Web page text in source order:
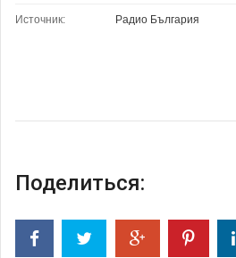
Источник: Радио България
Поделиться: